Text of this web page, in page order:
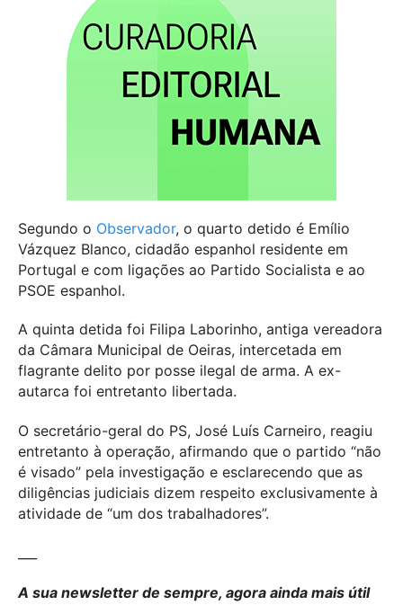
Segundo o Observador, o quarto detido é Emílio
Vázquez Blanco, cidadão espanhol residente em
Portugal e com ligações ao Partido Socialista e ao
PSOE espanhol.
A quinta detida foi Filipa Laborinho, antiga vereadora
da Câmara Municipal de Oeiras, intercetada em
flagrante delito por posse ilegal de arma. A ex-
autarca foi entretanto libertada.
O secretário-geral do PS, José Luís Carneiro, reagiu
entretanto à operação, afirmando que o partido “não
é visado” pela investigação e esclarecendo que as
diligências judiciais dizem respeito exclusivamente à
atividade de “um dos trabalhadores”.
A sua newsletter de sempre, agora ainda mais útil